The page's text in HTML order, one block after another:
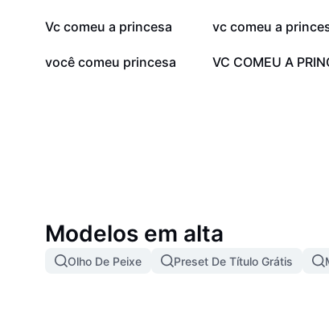
1,4 mil
Vc comeu a princesa 1,1 mil
vc comeu a
321
você comeu princesa 282
VC COMEU A
Modelos em alta
Olho De Peixe Preset De Título Grátis